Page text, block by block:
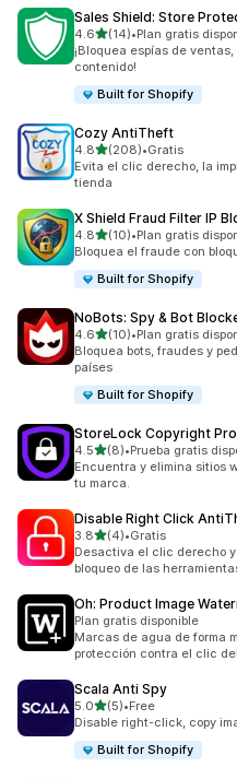
Sales Shield: Store
4.6de 5 estrellas
(14)
14 reseñas en total
•Plan gratis
¡Bloquea espías de
contenido!
Built for Shopify
Cozy AntiTheft
4.8de 5 estrellas
(208)
208 reseñas en total
•Gratis
Evita el clic derecho, la
tienda
X Shield Fraud Filter IP
4.8de 5 estrellas
(10)
10 reseñas en total
•Plan gratis
Bloquea el fraude con
Built for Shopify
NoBots: Spy & Bot
4.6de 5 estrellas
(10)
10 reseñas en total
•Plan gratis
Bloquea bots, fraudes y
países
Built for Shopify
StoreLock Copyright
4.5de 5 estrellas
(8)
8 reseñas en total
•Prueba gratis
Encuentra y elimina sitios
tu marca.
Disable Right Click
3.8de 5 estrellas
(4)
4 reseñas en total
•Gratis
Desactiva el clic derecho
bloqueo de las
Oh: Product Image
Plan gratis disponible
Marcas de agua de forma
protección contra el clic
Scala Anti Spy
5.0de 5 estrellas
(5)
5 reseñas en total
•Free
Disable right-click, copy
Built for Shopify